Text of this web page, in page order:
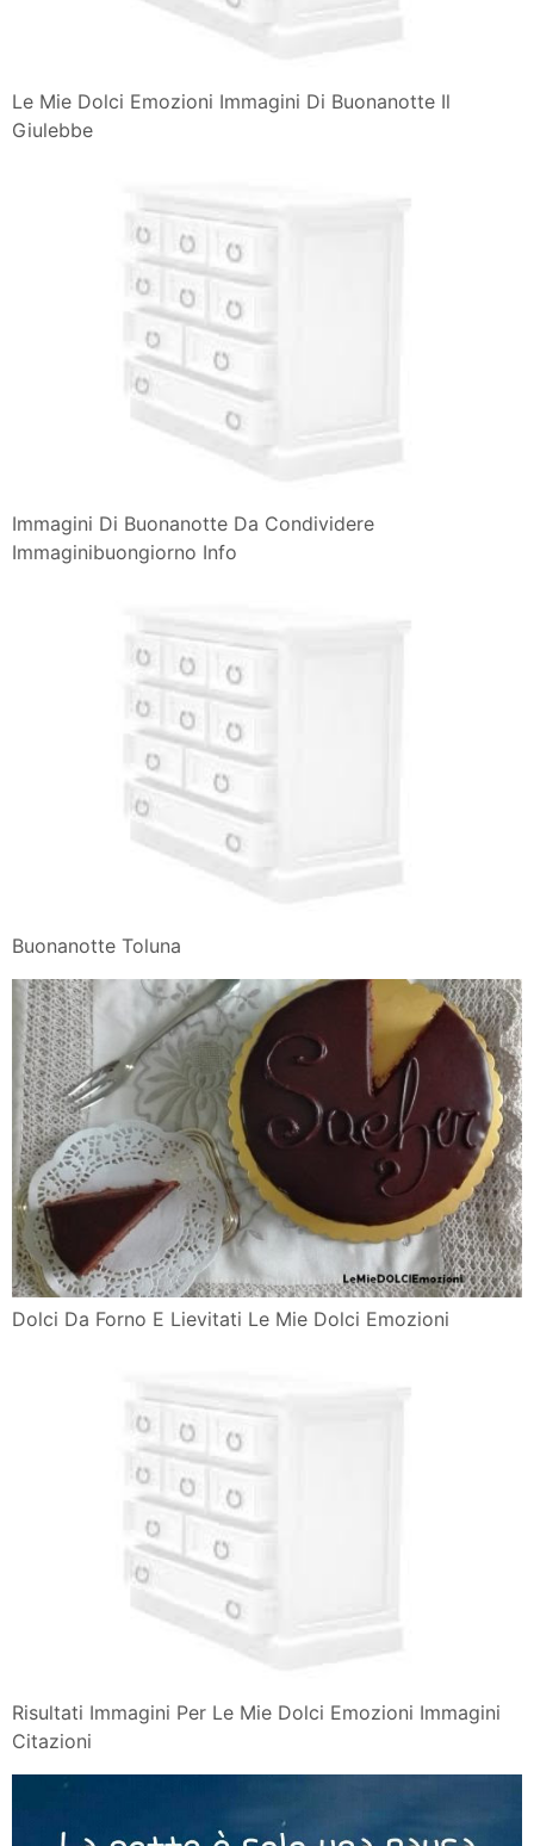
Le Mie Dolci Emozioni Immagini Di Buonanotte Il
Giulebbe
Immagini Di Buonanotte Da Condividere
Immaginibuongiorno Info
Buonanotte Toluna
Dolci Da Forno E Lievitati Le Mie Dolci Emozioni
Risultati Immagini Per Le Mie Dolci Emozioni Immagini
Citazioni